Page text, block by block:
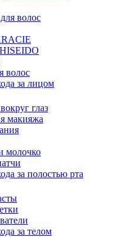
волос
волос
за лицом
глаз
макияжа
молочко
за полостью рта
за телом